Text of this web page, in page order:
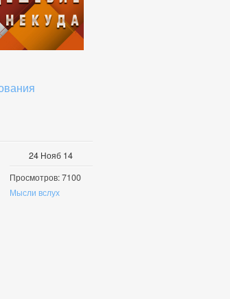
24 Нояб 14
Просмотров: 7100
Мысли вслух